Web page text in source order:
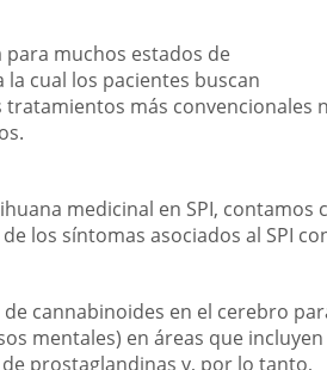
muchos estados de
cual los pacientes buscan
más convencionales
medicinal en SPI, contamos
los síntomas asociados al SPI
cannabinoides en el cerebro
mentales) en áreas que incluyen
prostaglandinas y, por lo tanto,